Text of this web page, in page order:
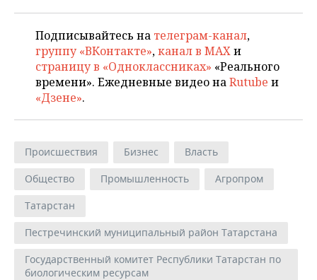
Подписывайтесь на телеграм-канал,
группу «ВКонтакте»,канал в MAXи
страницу в «Одноклассниках» «Реального
времени». Ежедневные видео наRutube и
«Дзене».
Происшествия Бизнес
Власть
Общество
Промышленность
Агропром
Татарстан
Пестречинский муниципальный район Татарстана
Государственный комитет Республики Татарстан по
биологическим ресурсам